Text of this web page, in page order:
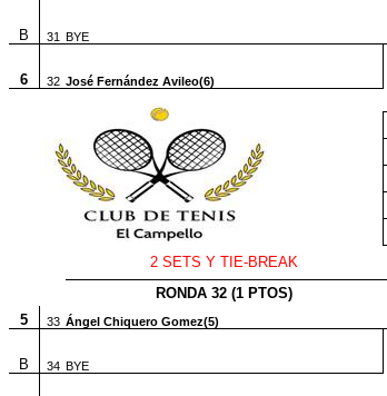
B
31 BYE
6 32 José Fernández Avileo(6)
2 SETS Y TIE-BREAK
RONDA 32 (1 PTOS)
5
33 Ángel Chiquero Gomez(5)
B 34 BYE